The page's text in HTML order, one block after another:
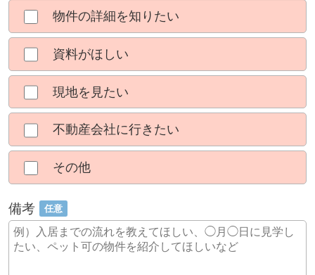
物件の詳細を知りたい
資料がほしい
現地を見たい
不動産会社に行きたい
その他
備考 任意